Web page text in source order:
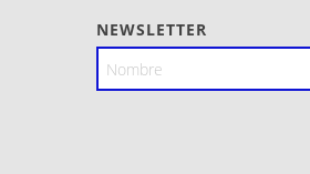
NEWSLETTER